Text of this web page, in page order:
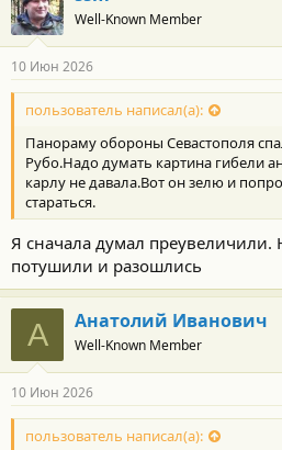
д
а
н
о
с
и
:
Well-Known Member
10 Июн 2026
пользователь написал(а):
Панораму обороны Севастополя
Рубо.Надо думать картина гибели
карлу не давала.Вот он зелю и
стараться.
Я сначала думал
потушили и разошлись
А Анатолий Иванович
Well-Known Member
10 Июн 2026
пользователь написал(а):